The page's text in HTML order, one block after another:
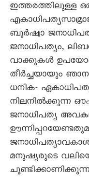
ഇത്തരത്തിലുള്ള
ബൂർഷ്വാ
ജനാധിപത്യം,
വാക്കുകൾ
തീർച്ചയായും
ധനിക-
നിലനിൽക്കുന്ന
ജനാധിപത്യ
മനുഷ്യരുടെ